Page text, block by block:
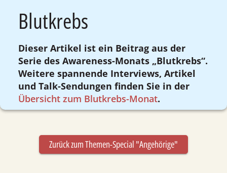
Blutkrebs
Dieser Artikel ist ein Beitrag aus der
Serie des Awareness-Monats „Blutkrebs“.
Weitere spannende Interviews, Artikel
und Talk-Sendungen finden Sie in der
Übersicht zum Blutkrebs-Monat.
Zurück zum Themen-Special "Angehörige"